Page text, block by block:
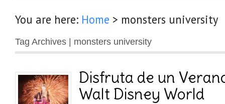
You are here: Home > monsters university
Tag Archives | monsters university
Disfruta de un
Walt Disney World